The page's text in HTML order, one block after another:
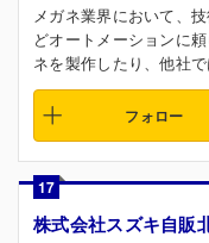
メガネ業界において、
どオートメーションに
ネを製作したり、他社
フォロー
17
株式会社スズキ自販